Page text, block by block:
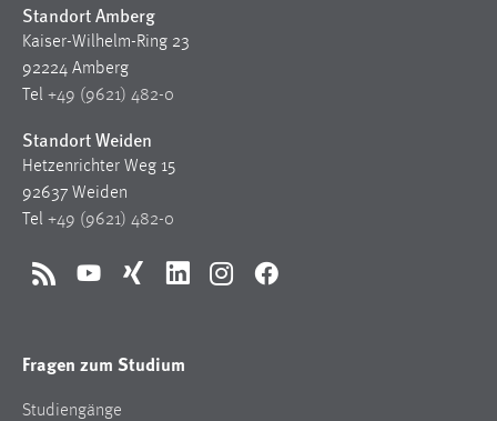
Standort Amberg
Kaiser-Wilhelm-Ring 23
92224 Amberg
Tel +49 (9621) 482-0
Standort Weiden
Hetzenrichter Weg 15
92637 Weiden
Tel +49 (9621) 482-0
RSS YouTubeXing LinkedInInstagramFacebook
Fragen zum Studium
Studiengänge
Name:
MibewSessionID, MIBEW_UserID, mibew_locale, mibew-
chat-frame-style-5e9dbeb1811c0446
Zweck:
Cookie Laufzeit:
MibewSessionID, mibew-chat-frame-style-
Jahre, MIBEW_UserID = 1 Jahr
Name: